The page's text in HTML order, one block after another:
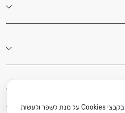
לידיעתך, האתר עושה שימוש בקבצי Cookies על מנת לשפר ולעשות